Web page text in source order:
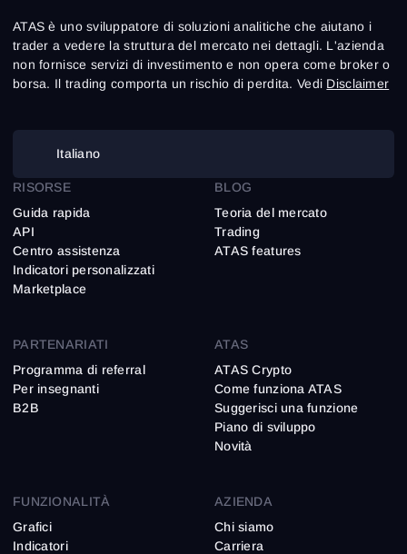
ATAS è uno sviluppatore di soluzioni analitiche che aiutano i
trader a vedere la struttura del mercato nei dettagli. L'azienda
non fornisce servizi di investimento e non opera come broker o
borsa. Il trading comporta un rischio di perdita. Vedi Disclaimer
Italiano
FUNZIONALITÀ
Grafici
Indicatori
RISORSE
Guida rapida
API
Centro assistenza
Indicatori personalizzati
Marketplace
BLOG
Teoria del mercato
Trading
ATAS features
PARTENARIATI
Programma di referral
Per insegnanti
B2B
ATAS
ATAS Crypto
Come funziona ATAS
Suggerisci una funzione
Piano di sviluppo
Novità
AZIENDA
Chi siamo
Carriera